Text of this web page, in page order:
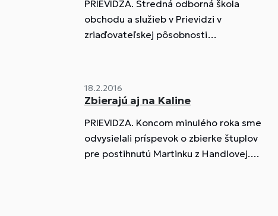
PRIEVIDZA. Stredná odborná škola
obchodu a služieb v Prievidzi v
zriaďovateľskej pôsobnosti
18.2.2016
Zbierajú aj na Kaline
PRIEVIDZA. Koncom minulého roka sme
odvysielali príspevok o zbierke štuplov
pre postihnutú Martinku z Handlovej.